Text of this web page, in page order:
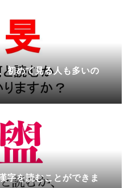
初めて見る人も多いの
字を読むことができま